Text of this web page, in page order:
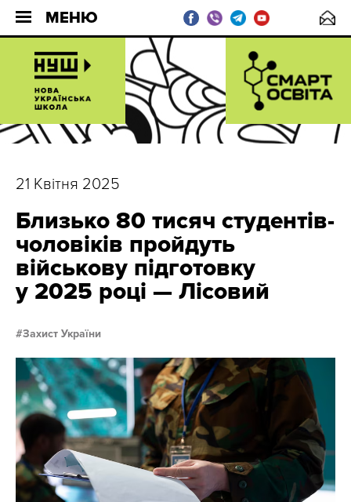
МЕНЮ
21 Квітня 2025
Близько 80 тисяч студентів-
чоловіків пройдуть
військову підготовку
у 2025 році — Лісовий
Захист України